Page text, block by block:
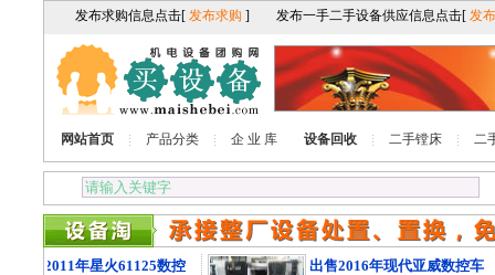
网站首页 产品分类 企 业 库 设备回收 二手镗床 二
售2011年星火61125数控
出售2016年现代亚威数控车